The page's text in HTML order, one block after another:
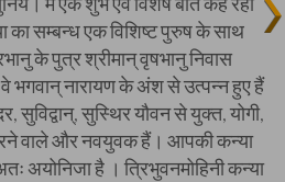
सम्बन्ध एक विशिष्ट पुरुष के साथ
के पुत्र श्रीमान् वृषभानु निवास
भगवान् नारायण के अंश से उत्पन्न हुए हैं
सुविद्वान्, सुस्थिर यौवन से युक्त, योगी,
वाले और नवयुवक हैं। आपकी कन्या
अयोनिजा है । त्रिभुवनमोहिनी कन्या